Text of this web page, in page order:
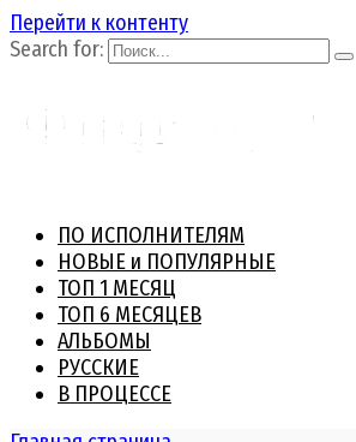
Перейти к контенту
Search for:
ПО ИСПОЛНИТЕЛЯМ
НОВЫЕ и ПОПУЛЯРНЫЕ
ТОП 1 МЕСЯЦ
ТОП 6 МЕСЯЦЕВ
АЛЬБОМЫ
РУССКИЕ
В ПРОЦЕССЕ